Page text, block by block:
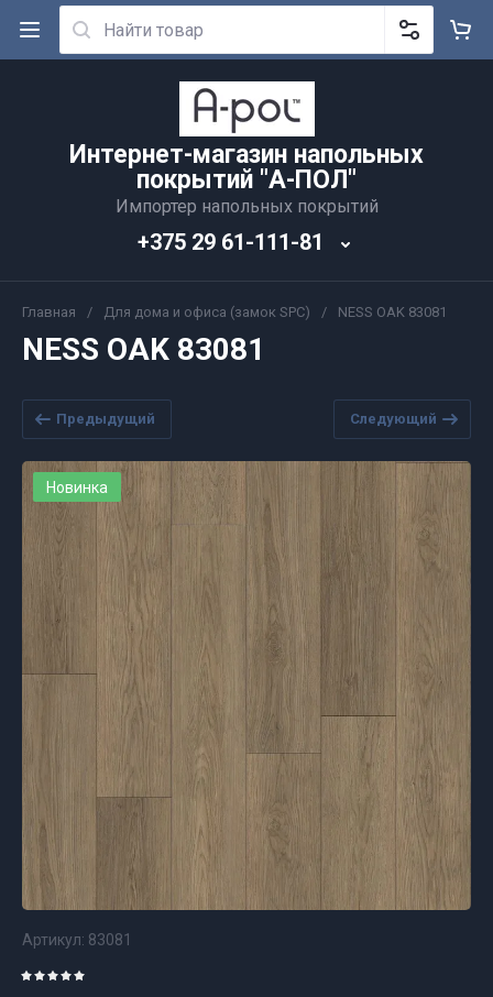
Интернет-магазин напольных
покрытий "А-ПОЛ"
Импортер напольных покрытий
+375 29 61-111-81
Главная / Для дома и офиса (замок SPC) / NESS OAK 83081
NESS OAK 83081
Предыдущий Следующий
Новинка
Артикул: 83081